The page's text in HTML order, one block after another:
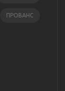
ПРОВАНС